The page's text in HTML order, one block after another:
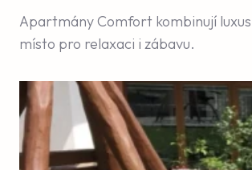
Apartmány Comfort kombinují
místo pro relaxaci i zábavu.